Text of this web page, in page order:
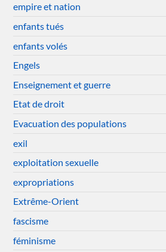
empire et nation
enfants tués
enfants volés
Engels
Enseignement et guerre
Etat de droit
Evacuation des populations
exil
exploitation sexuelle
expropriations
Extrême-Orient
fascisme
féminisme